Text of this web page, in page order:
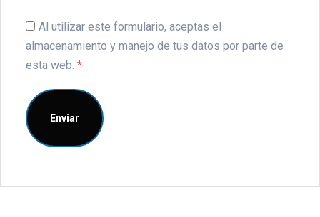
Al utilizar este formulario, aceptas el
almacenamiento y manejo de tus datos por parte de
esta web. *